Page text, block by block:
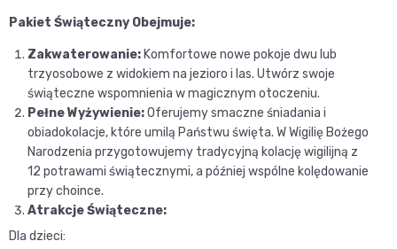
Pakiet Świąteczny Obejmuje:
Zakwaterowanie: Komfortowe nowe pokoje dwu lub
trzyosobowe z widokiem na jezioro i las. Utwórz swoje
świąteczne wspomnienia w magicznym otoczeniu.
Pełne Wyżywienie:Oferujemy smaczne śniadania i
obiadokolacje, które umilą Państwu święta. W Wigilię Bożego
Narodzenia przygotowujemy tradycyjną kolację wigilijną z
12 potrawami świątecznymi, a później wspólne kolędowanie
przy choince.
Atrakcje Świąteczne:
Dla dzieci: